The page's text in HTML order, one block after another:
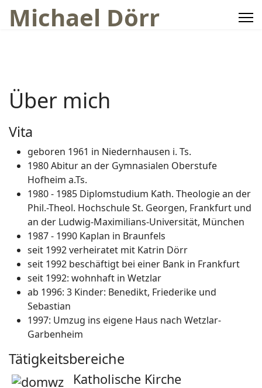
Michael Dörr
Über mich
Vita
geboren 1961 in Niedernhausen i. Ts.
1980 Abitur an der Gymnasialen Oberstufe
Hofheim a.Ts.
1980 - 1985 Diplomstudium Kath. Theologie an der
Phil.-Theol. Hochschule St. Georgen, Frankfurt und
an der Ludwig-Maximilians-Universität, München
1987 - 1990 Kaplan in Braunfels
seit 1992 verheiratet mit Katrin Dörr
seit 1992 beschäftigt bei einer Bank in Frankfurt
seit 1992: wohnhaft in Wetzlar
ab 1996: 3 Kinder: Benedikt, Friederike und
Sebastian
1997: Umzug ins eigene Haus nach Wetzlar-
Garbenheim
Tätigkeitsbereiche
Katholische Kirche